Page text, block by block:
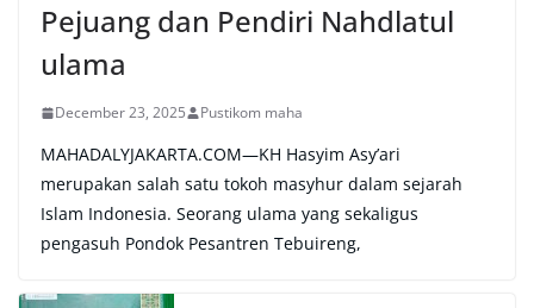
Pejuang dan Pendiri Nahdlatul
ulama
December 23, 2025 Pustikom maha
MAHADALYJAKARTA.COM—KH Hasyim Asy’ari
merupakan salah satu tokoh masyhur dalam sejarah
Islam Indonesia. Seorang ulama yang sekaligus
pengasuh Pondok Pesantren Tebuireng,